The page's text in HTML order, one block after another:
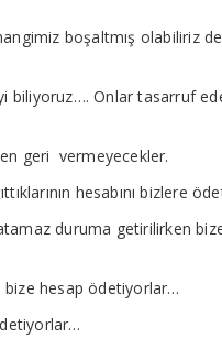
boşaltmış olabiliriz
biliyoruz…. Onlar tasarruf
geri vermeyecekler.
hesabını bizlere
duruma getirilirken
bize hesap ödetiyorlar…